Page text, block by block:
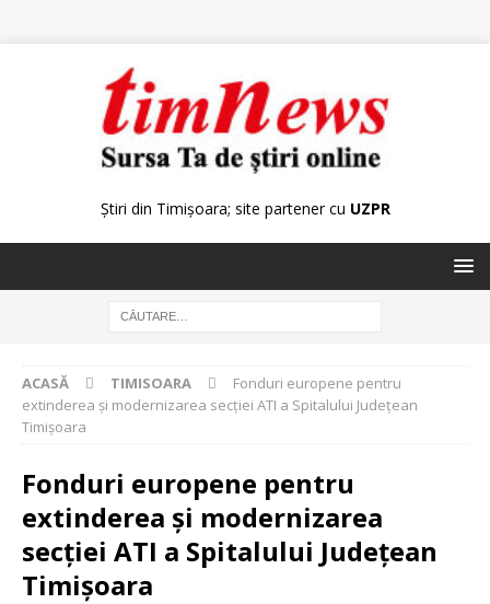
Știri din Timișoara; site partener cu UZPR
ACASĂ TIMISOARA
Fonduri europene pentru
extinderea şi modernizarea secţiei ATI a Spitalului Judeţean
Timişoara
Fonduri europene pentru
extinderea şi modernizarea
secţiei ATI a Spitalului Judeţean
Timişoara